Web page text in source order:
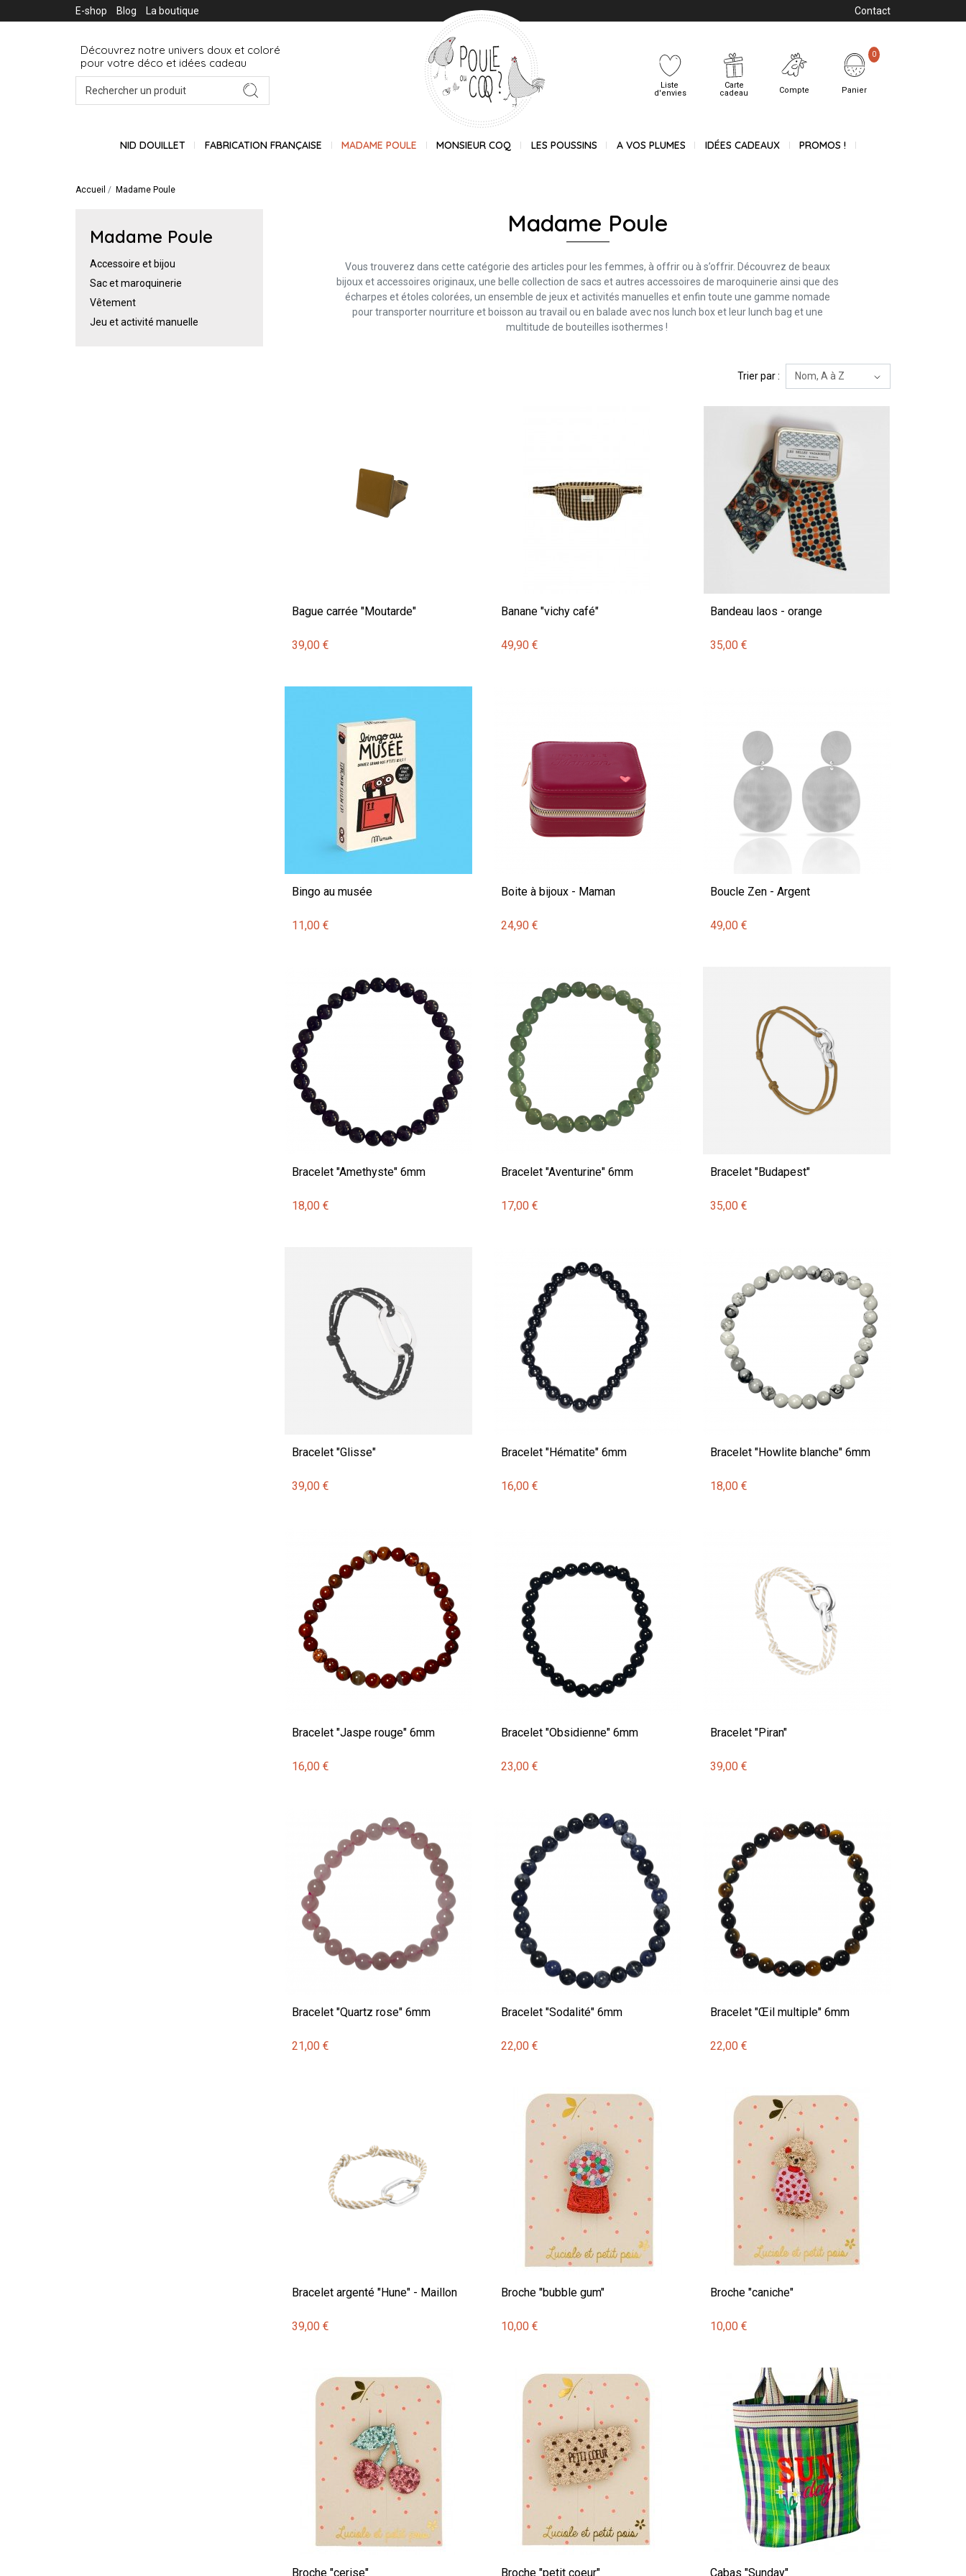
E-shop Blog La boutique Contact
Découvrez notre univers doux et coloré
pour votre déco et idées cadeau
Liste
d'envies
Carte
cadeau
Compte Panier
0
NID DOUILLET FABRICATION FRANÇAISE MADAME POULE MONSIEUR COQ LES POUSSINS A VOS PLUMES IDÉES CADEAUX PROMOS !
Accueil Madame Poule
Madame Poule
Accessoire et bijou
Sac et maroquinerie
Vêtement
Jeu et activité manuelle
Madame Poule
Vous trouverez dans cette catégorie des articles pour les femmes, à offrir ou à s’offrir. Découvrez de beaux
bijoux et accessoires originaux, une belle collection de sacs et autres accessoires de maroquinerie ainsi que des
écharpes et étoles colorées, un ensemble de jeux et activités manuelles et enfin toute une gamme nomade
pour transporter nourriture et boisson au travail ou en balade avec nos lunch box et leur lunch bag et une
multitude de bouteilles isothermes !
Trier par :
Bague carrée "Moutarde"
39,00 €
Banane "vichy café"
49,90 €
Bandeau laos - orange
35,00 €
Bingo au musée
11,00 €
Boite à bijoux - Maman
24,90 €
Boucle Zen - Argent
49,00 €
Bracelet "Amethyste" 6mm
18,00 €
Bracelet "Aventurine" 6mm
17,00 €
Bracelet "Budapest"
35,00 €
Bracelet "Glisse"
39,00 €
Bracelet "Hématite" 6mm
16,00 €
Bracelet "Howlite blanche" 6mm
18,00 €
Bracelet "Jaspe rouge" 6mm
16,00 €
Bracelet "Obsidienne" 6mm
23,00 €
Bracelet "Piran"
39,00 €
Bracelet "Quartz rose" 6mm
21,00 €
Bracelet "Sodalité" 6mm
22,00 €
Bracelet "Œil multiple" 6mm
22,00 €
Bracelet argenté "Hune" - Maillon
39,00 €
Broche "bubble gum"
10,00 €
Broche "caniche"
10,00 €
Broche "cerise" Broche "petit coeur" Cabas "Sunday"